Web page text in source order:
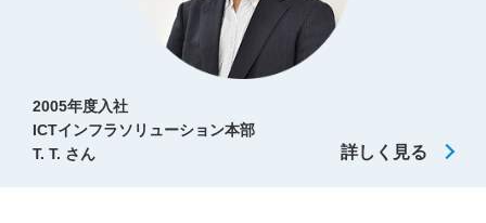
2005年度入社
ICTインフラソリューション本部
T. T. さん
詳しく見る